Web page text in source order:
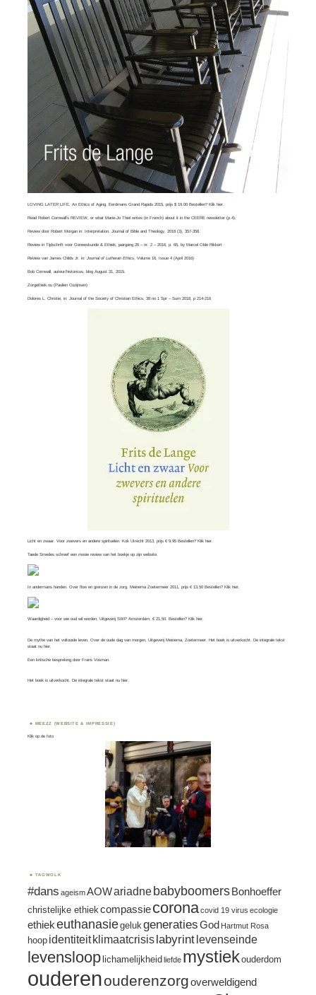
LOVING LATER LIFE. An Ethics of Aging. Eerdmans Grand Rapids 2015, prijs $ 19.00 Bestellen? Klikhier
ReadRobert Cornwall’s REVIEW , or whatMarie-Jo Thiel writes (in French) about it in the CEERE newsletter (p.4).
Review door Robert Morgan in:Interpretation. Journal of Bible and Theology , 2018 (3), 357-358.
Review in Tijdschrift voor Geneeskunde & Ethiek, jaargang 26 – nr. 2 – 2016, p. 65, byMarcel Olde Rikkert
Review van James Childs Jr . in: Journal of Lutheran Ethics,Volume 16, Issue 4​ (April 2016)
Bob Cornwall , auteur/historicus, blog August 31, 2015.
Zorgethiek.nu (Paulien Cozijnsen)
Dolores L. Christie, in: Journal of the Society of Christian Ethics , 38 no 1 Spr – Sum 2018, p 214-216
Licht en zwaar. Voor zwevers en andere spirituelen. Kok Utrecht 2013, prijs € 9,95 Bestellen? Klikhier
Taede Smedes schreef een mooie review van het boekje op zijnwebsite
In andermans handen. Over flow en grenzen in de zorg. Meinema Zoetermeer 2011, prijs € 13,50 Bestellen? Klikhier
Waardigheid – voor wie oud wil worden, Uitgeverij SWP Amsterdam, € 21,50. Bestellen? Klikhier
De mythe van het voltooide leven. Over de oude dag van morgen, Uitgeverij Meinema, Zoetermeer. Het boek is uitverkocht. De integrale tekst
staat nuhier
Een kritische bespreking doorFrans Vosman
Het boek is uitverkocht. De integrale tekst staat nuhier.
MEEZZ (WEBSITE & IMPRESSIE)
Klik op de foto
TAGWOLK
#dans ageismAOWariadne babyboomers Bonhoeffer
christelijke ethiekcompassiecoronacovid 19 virus ecologie
ethiekeuthanasiegelukgeneratiesGod Hartmut Rosa
hoop identiteit klimaatcrisislabyrint levenseinde
levensloop lichamelijkheid liefde mystiekouderdom
ouderenouderenzorgoverweldigend